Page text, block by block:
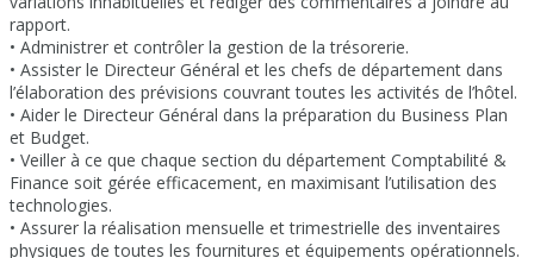
rapport.
• Administrer et contrôler la gestion de la trésorerie.
• Assister le Directeur Général et les chefs de département dans
l’élaboration des prévisions couvrant toutes les activités de l’hôtel.
• Aider le Directeur Général dans la préparation du Business Plan
et Budget.
• Veiller à ce que chaque section du département Comptabilité &
Finance soit gérée efficacement, en maximisant l’utilisation des
technologies.
• Assurer la réalisation mensuelle et trimestrielle des inventaires
physiques de toutes les fournitures et équipements opérationnels.